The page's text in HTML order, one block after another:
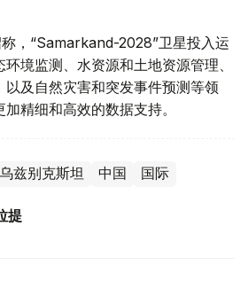
，“Samarkand-2028”卫星投入运
境监测、水资源和土地资源管理、
及自然灾害和突发事件预测等领
精细和高效的数据支持。
乌兹别克斯坦 中国 国际
提